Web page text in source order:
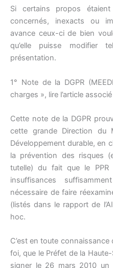
Si certains propos
concernés, inexacts ou
avance ceux-ci de bien
qu’elle puisse
présentation.
1° Note de la DGPR
charges », lire l’article associé
Cette note de la DGPR
cette grande Direction du
Développement durable, en
la prévention des risques
tutelle) du fait que le PPR
insuffisances
nécessaire de faire
(listés dans le rapport de
hoc.
C’est en toute
foi, que le Préfet de la
signer le 26 mars 2010 un